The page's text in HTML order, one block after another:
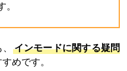
。
インモードに関する疑問
めです。